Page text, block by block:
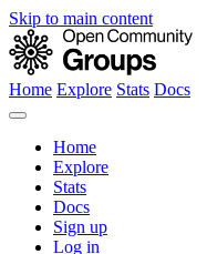
Skip to main content
Home Explore Stats Docs
Home
Explore
Stats
Docs
Sign up
Log in